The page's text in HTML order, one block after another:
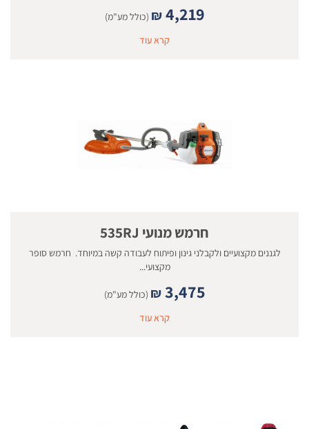
₪ 4,219
(כולל מע"מ)
קרא עוד
חרמש מנועי 535RJ
לגננים מקצועיים ולקבלני גינון ופיתוח לעבודה קשה במיוחד. חרמש סופר
מקצועי...
₪ 3,475
(כולל מע"מ)
קרא עוד